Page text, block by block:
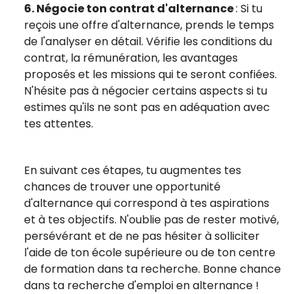
6. Négocie ton contrat d'alternance: Si tu
reçois une offre d'alternance, prends le temps
de l'analyser en détail. Vérifie les conditions du
contrat, la rémunération, les avantages
proposés et les missions qui te seront confiées.
N'hésite pas à négocier certains aspects si tu
estimes qu'ils ne sont pas en adéquation avec
tes attentes.
En suivant ces étapes, tu augmentes tes
chances de trouver une opportunité
d'alternance qui correspond à tes aspirations
et à tes objectifs. N'oublie pas de rester motivé,
persévérant et de ne pas hésiter à solliciter
l'aide de ton école supérieure ou de ton centre
de formation dans ta recherche. Bonne chance
dans ta recherche d'emploi en alternance !